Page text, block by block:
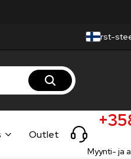
rst-
Outlet
Myynti- ja